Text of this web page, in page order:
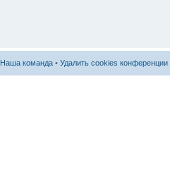
Наша команда • Удалить cookies конференции